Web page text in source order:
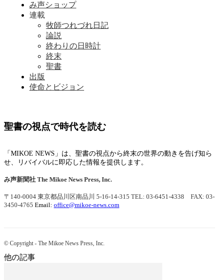
み声ショップ
連載
牧師つれづれ日記
論説
終わりの日時計
終末
聖書
出版
使命とビジョン
聖書の視点で時代を読む
「MIKOE NEWS」は、聖書の視点から終末の世界の動きを告げ知ら
せ、リバイバルに即応した情報を提供します。
み声新聞社 The Mikoe News Press, Inc.
〒140-0004 東京都品川区南品川 5-16-14-315 TEL: 03-6451-4338 FAX: 03-
3450-4765 Email: office@mikoe-news.com
© Copyright - The Mikoe News Press, Inc.
他の記事